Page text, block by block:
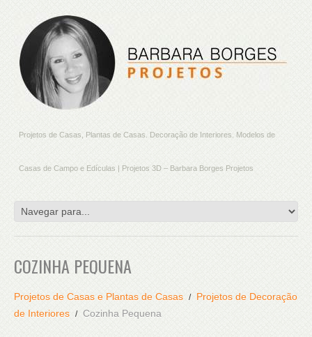
Projetos de Casas, Plantas de Casas. Decoração de Interiores. Modelos de
Casas de Campo e Edículas | Projetos 3D – Barbara Borges Projetos
COZINHA PEQUENA
Projetos de Casas e Plantas de Casas
Projetos de Decoração
de Interiores
Cozinha Pequena